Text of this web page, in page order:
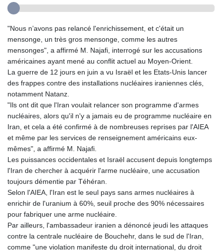
"Nous n’avons pas relancé l'enrichissement, et c'était un
mensonge, un très gros mensonge, comme les autres
mensonges", a affirmé M. Najafi, interrogé sur les accusations
américaines ayant mené au conflit actuel au Moyen-Orient.
La guerre de 12 jours en juin a vu Israël et les Etats-Unis lancer
des frappes contre des installations nucléaires iraniennes clés,
notamment Natanz.
"Ils ont dit que l'Iran voulait relancer son programme d'armes
nucléaires, alors qu'il n'y a jamais eu de programme nucléaire en
Iran, et cela a été confirmé à de nombreuses reprises par l'AIEA
et même par les services de renseignement américains eux-
mêmes", a affirmé M. Najafi.
Les puissances occidentales et Israël accusent depuis longtemps
l'Iran de chercher à acquérir l'arme nucléaire, une accusation
toujours démentie par Téhéran.
Selon l'AIEA, l'Iran est le seul pays sans armes nucléaires à
enrichir de l'uranium à 60%, seuil proche des 90% nécessaires
pour fabriquer une arme nucléaire.
Par ailleurs, l'ambassadeur iranien a dénoncé jeudi les attaques
contre la centrale nucléaire de Bouchehr, dans le sud de l'Iran,
comme "une violation manifeste du droit international, du droit